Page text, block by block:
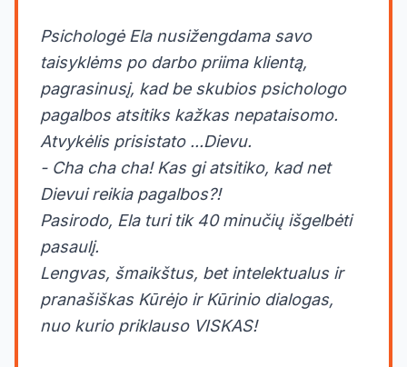
Psichologė Ela nusižengdama savo
taisyklėms po darbo priima klientą,
pagrasinusį, kad be skubios psichologo
pagalbos atsitiks kažkas nepataisomo.
Atvykėlis prisistato ...Dievu.
- Cha cha cha! Kas gi atsitiko, kad net
Dievui reikia pagalbos?!
Pasirodo, Ela turi tik 40 minučių išgelbėti
pasaulį.
Lengvas, šmaikštus, bet intelektualus ir
pranašiškas Kūrėjo ir Kūrinio dialogas,
nuo kurio priklauso VISKAS!